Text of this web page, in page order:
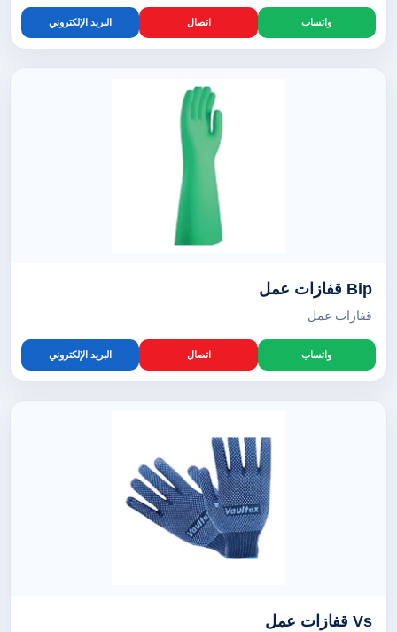
واتساب اتصال البريد الإلكتروني
Bip قفازات عمل
قفازات عمل
واتساب اتصال البريد الإلكتروني
Vs قفازات عمل